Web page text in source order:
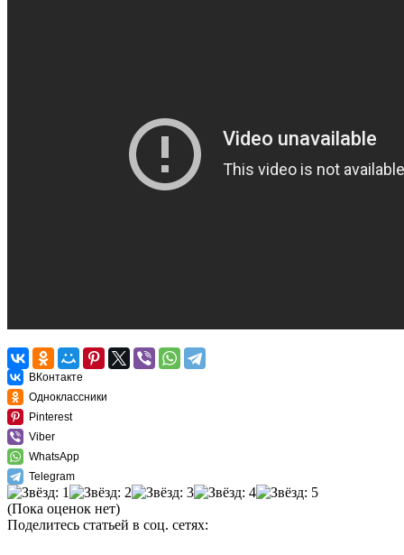
ВКонтакте
Одноклассники
Pinterest
Viber
WhatsApp
Telegram
(Пока оценок нет)
Поделитесь статьей в соц. сетях: